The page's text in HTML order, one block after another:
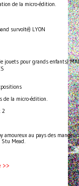
de la micro-édition.
survolté) LYON
jouets pour grands enfants)
de la micro-édition.
2
amoureux au pays des
Stu Mead.
>>